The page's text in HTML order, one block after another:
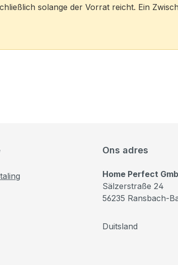
solange der Vorrat reicht. Ein
Ons adres
Home Perfect
Sälzerstraße 24
56235 Ransbach-
Duitsland